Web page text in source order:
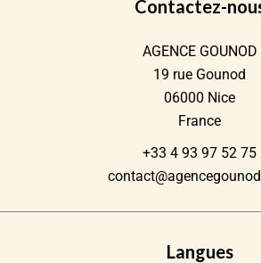
Contactez-
AGENCE GOUNOD
19 rue Gounod
06000 Nice
France
+33 4 93 97 52 75
Langues